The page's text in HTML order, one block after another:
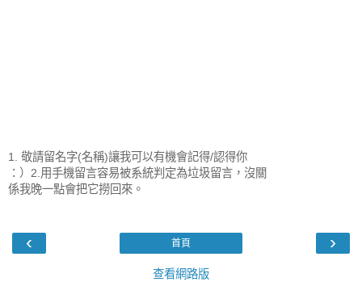
1. 敬請留名字(名稱)讓我可以有機會記得/認得你
：）2.用手機留言容易被系統判定為垃圾留言，沒關
係我晚一點會把它撈回來。
‹ ›
首頁
查看網路版